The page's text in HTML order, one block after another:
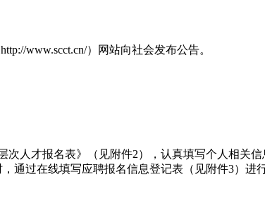
www.scct.cn/）网站向社会发布公告。
人才报名表》（见附件2），认真填写个人相关
通过在线填写应聘报名信息登记表（见附件3）进